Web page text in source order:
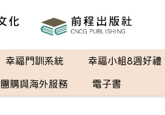
幸福門訓系統 幸福小組8週好禮
團購與海外服務 電子書